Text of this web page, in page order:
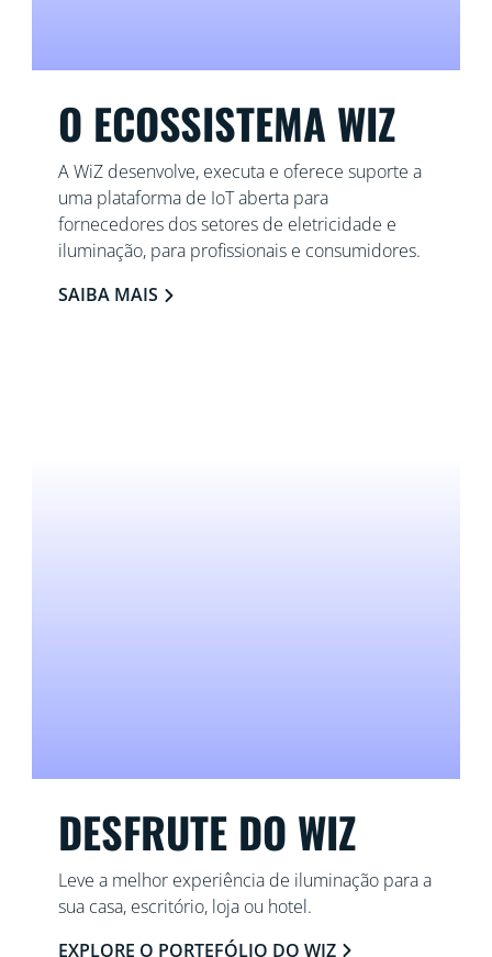
O ECOSSISTEMA WIZ
A WiZ desenvolve, executa e oferece suporte a
uma plataforma de IoT aberta para
fornecedores dos setores de eletricidade e
iluminação, para profissionais e consumidores.
SAIBA MAIS
DESFRUTE DO WIZ
Leve a melhor experiência de iluminação para a
sua casa, escritório, loja ou hotel.
EXPLORE O PORTEFÓLIO DO WIZ